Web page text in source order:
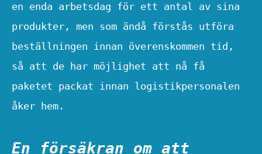
en enda arbetsdag för ett antal av sina
produkter, men som ändå förstås utföra
beställningen innan överenskommen tid,
så att de har möjlighet att nå få
paketet packat innan logistikpersonalen
åker hem.
En försäkran om att